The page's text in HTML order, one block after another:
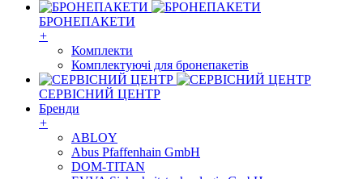
БРОНЕПАКЕТИ
+
Комплекти
Комплектуючі для бронепакетів
СЕРВІСНИЙ ЦЕНТР
Бренди
+
ABLOY
Abus Pfaffenhain GmbH
DOM-TITAN